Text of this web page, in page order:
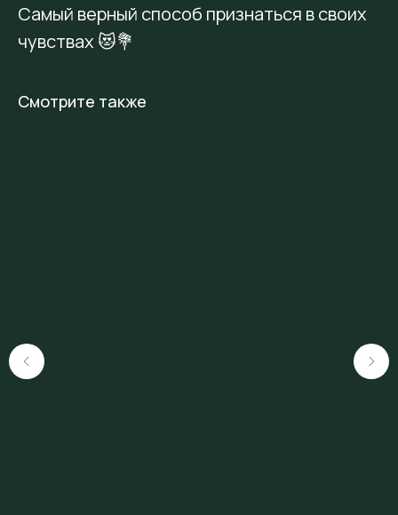
Самый верный способ признаться в своих
чувствах 😻💐
Смотрите также